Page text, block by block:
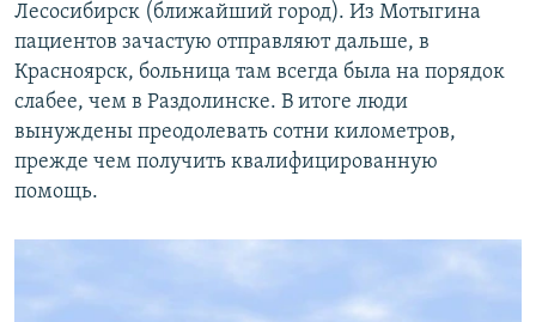
Лесосибирск (ближайший город). Из Мотыгина
пациентов зачастую отправляют дальше, в
Красноярск, больница там всегда была на порядок
слабее, чем в Раздолинске. В итоге люди
вынуждены преодолевать сотни километров,
прежде чем получить квалифицированную
помощь.